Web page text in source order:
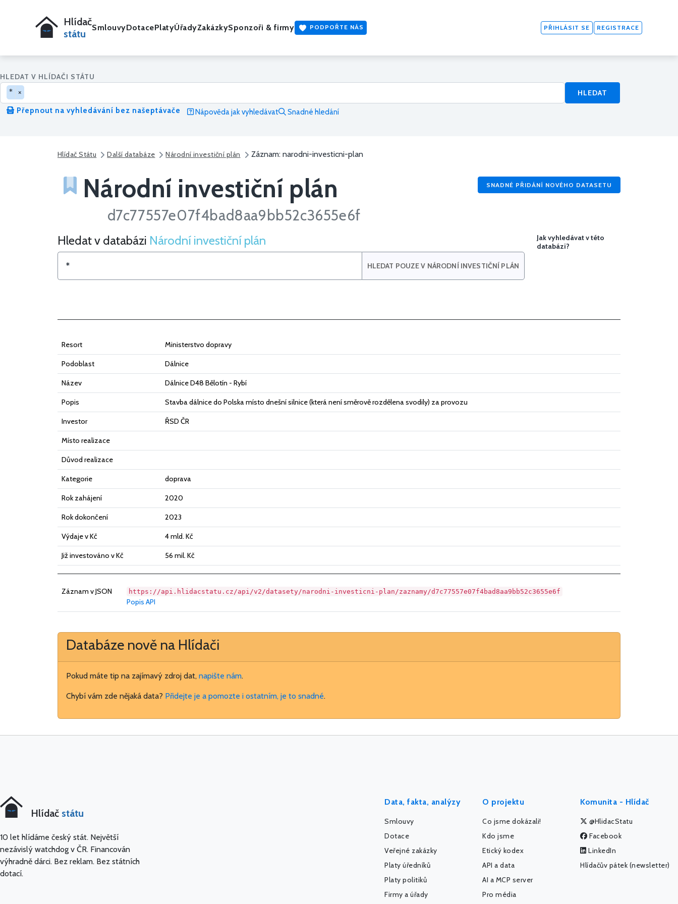
Hlídač
státu
SmlouvyDotacePlatyÚřadyZakázkySponzoři & firmy PODPOŘTE NÁS PŘIHLÁSIT SE REGISTRACE
HLEDAT V HLÍDAČI STÁTU
* ×
HLEDAT
Přepnout na vyhledávání bez našeptávače
Nápověda jak vyhledávat Snadné hledání
Hlídač Státu Další databáze Národní investiční plán Záznam: narodni-investicni-plan
SNADNÉ PŘIDÁNÍ NOVÉHO DATASETU
Národní investiční plán
d7c77557e07f4bad8aa9bb52c3655e6f
Hledat v Národní investiční plán
Hledat v databázi Národní investiční plán
HLEDAT POUZE V NÁRODNÍ INVESTIČNÍ PLÁN
Jak vyhledávat v této
databázi?
Resort Ministerstvo dopravy
Podoblast Dálnice
Název Dálnice D48 Bělotín - Rybí
Popis Stavba dálnice do Polska místo dnešní silnice (která není směrově rozdělena svodily) za provozu
Investor ŘSD ČR
Místo realizace
Důvod realizace
Kategorie doprava
Rok zahájení 2020
Rok dokončení 2023
Výdaje v Kč 4 mld. Kč
Již investováno v Kč 56 mil. Kč
Záznam v JSON https://api.hlidacstatu.cz/api/v2/datasety/narodni-investicni-plan/zaznamy/d7c77557e07f4bad8aa9bb52c3655e6f
Popis API
Databáze nově na Hlídači
Pokud máte tip na zajímavý zdroj dat, napište nám.
Chybí vám zde nějaká data? Přidejte je a pomozte i ostatním, je to snadné.
Hlídač státu
10 let hlídáme český stát. Největší
nezávislý watchdog v ČR. Financován
výhradně dárci. Bez reklam. Bez státních
dotací.
Data, fakta, analýzy
Smlouvy
Dotace
Veřejné zakázky
Platy úředníků
Platy politiků
Firmy a úřady
O projektu
Co jsme dokázali!
Kdo jsme
Etický kodex
API a data
AI a MCP server
Pro média
Komunita - Hlídač
@HlidacStatu
Facebook
LinkedIn
Hlídačův pátek (newsletter)